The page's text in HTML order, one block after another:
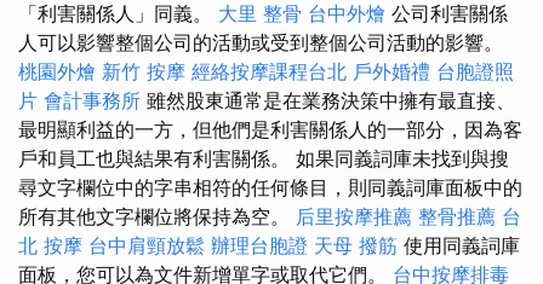
「利害關係人」同義。 大里 整骨 台中外燴 公司利害關係
人可以影響整個公司的活動或受到整個公司活動的影響。
桃園外燴 新竹 按摩 經絡按摩課程台北 戶外婚禮 台胞證照
片 會計事務所 雖然股東通常是在業務決策中擁有最直接、
最明顯利益的一方，但他們是利害關係人的一部分，因為客
戶和員工也與結果有利害關係。 如果同義詞庫未找到與搜
尋文字欄位中的字串相符的任何條目，則同義詞庫面板中的
所有其他文字欄位將保持為空。 后里按摩推薦 整骨推薦 台
北 按摩 台中肩頸放鬆 辦理台胞證 天母 撥筋 使用同義詞庫
面板，您可以為文件新增單字或取代它們。 台中按摩排毒